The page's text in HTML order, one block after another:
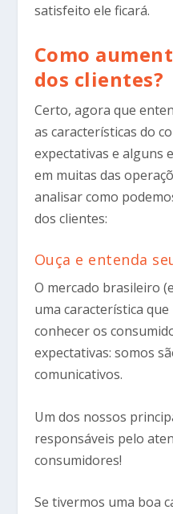
satisfeito ele ficará.
Como
dos clientes?
Certo, agora que
as características do
expectativas e alguns
em muitas das
analisar como
dos clientes:
Ouça e entenda
O mercado brasileiro
uma característica
conhecer os
expectativas: somos
comunicativos.
Um dos nossos
responsáveis pelo
consumidores!
Se tivermos uma boa